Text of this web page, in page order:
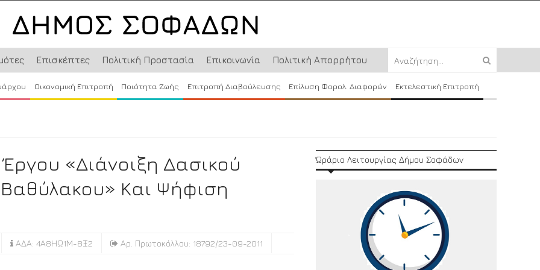
Επισκέπτες Πολιτική Προστασία Επικοινωνία Πολιτική Απορρήτου
Οικονομική Επιτροπή Ποιότητα Ζωής Επιτροπή Διαβούλευσης Επίλυση Φορολ. Διαφορών Εκτελεστική Επιτροπή
«Διάνοιξη Δασικού
Και Ψήφιση
ΑΔΑ: 4Α8ΗΩ1Μ-8Ξ2 Αρ. Πρωτοκόλλου: 18792/23-09-2011
Ώράριο Λειτουργίας Δήμου Σοφάδων